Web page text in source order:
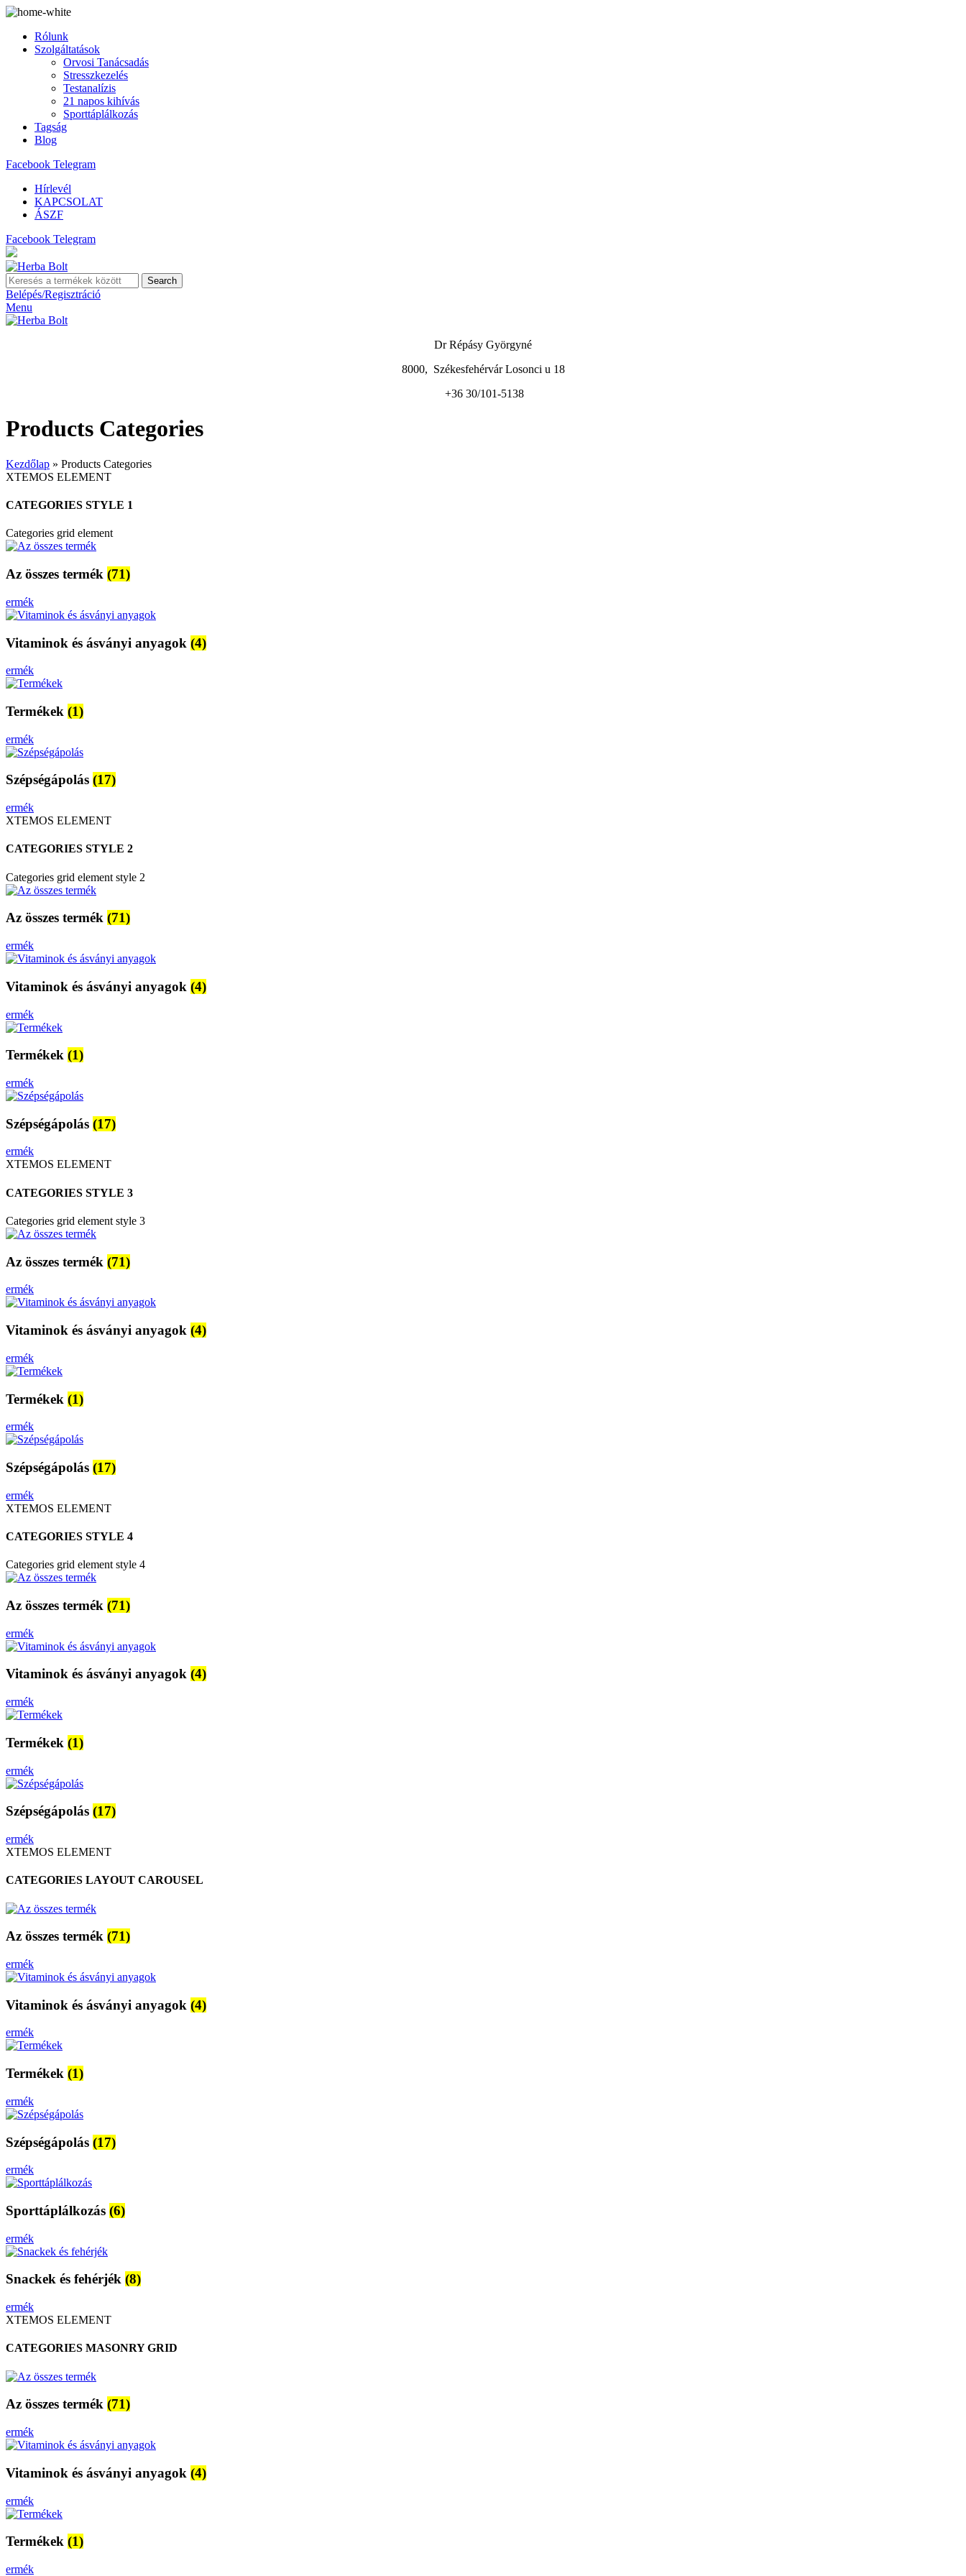
Rólunk
Szolgáltatások
Orvosi Tanácsadás
Stresszkezelés
Testanalízis
21 napos kihívás
Sporttáplálkozás
Tagság
Blog
Facebook Telegram
Hírlevél
KAPCSOLAT
ÁSZF
Facebook Telegram
Search
Belépés/Regisztráció
Menu
Dr Répásy Györgyné
8000, Székesfehérvár Losonci u 18
+36 30/101-5138
Products Categories
Kezdőlap » Products Categories
XTEMOS ELEMENT
CATEGORIES STYLE 1
Categories grid element
Az összes termék (71)
ermék
Vitaminok és ásványi anyagok (4)
ermék
Termékek (1)
ermék
Szépségápolás (17)
ermék
XTEMOS ELEMENT
CATEGORIES STYLE 2
Categories grid element style 2
Az összes termék (71)
ermék
Vitaminok és ásványi anyagok (4)
ermék
Termékek (1)
ermék
Szépségápolás (17)
ermék
XTEMOS ELEMENT
CATEGORIES STYLE 3
Categories grid element style 3
Az összes termék (71)
ermék
Vitaminok és ásványi anyagok (4)
ermék
Termékek (1)
ermék
Szépségápolás (17)
ermék
XTEMOS ELEMENT
CATEGORIES STYLE 4
Categories grid element style 4
Az összes termék (71)
ermék
Vitaminok és ásványi anyagok (4)
ermék
Termékek (1)
ermék
Szépségápolás (17)
ermék
XTEMOS ELEMENT
CATEGORIES LAYOUT CAROUSEL
Az összes termék (71)
ermék
Vitaminok és ásványi anyagok (4)
ermék
Termékek (1)
ermék
Szépségápolás (17)
ermék
Sporttáplálkozás (6)
ermék
Snackek és fehérjék (8)
ermék
XTEMOS ELEMENT
CATEGORIES MASONRY GRID
Az összes termék (71)
ermék
Vitaminok és ásványi anyagok (4)
ermék
Termékek (1)
ermék